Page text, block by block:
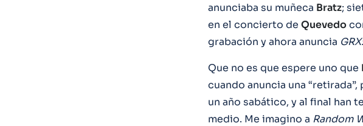
anunciaba su muñeca Bratz;
en el concierto de Quevedo
grabación y ahora anuncia
Que no es que espere uno que
cuando anuncia una
un año sabático, y al final han
medio. Me imagino a Random